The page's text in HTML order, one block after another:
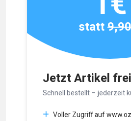
Jetzt Artikel
Schnell bestellt – jederzeit
Voller Zugriff auf
statt